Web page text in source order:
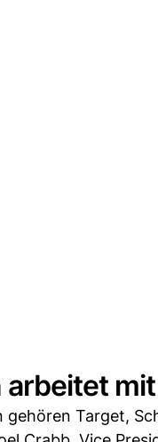
arbeitet
Target,